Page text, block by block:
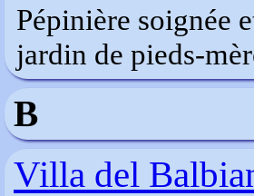
Pépinière soignée
jardin de pieds-
B
Villa del